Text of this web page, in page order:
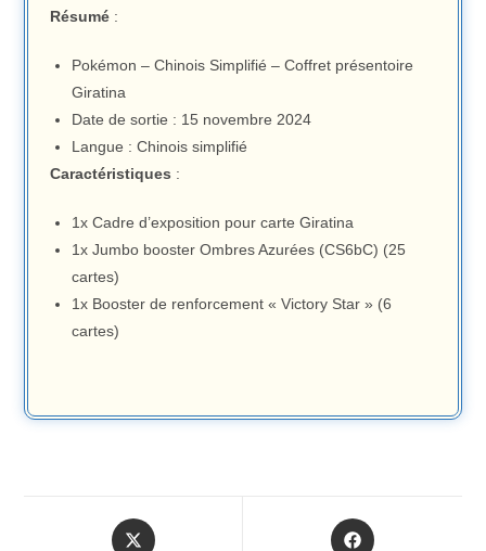
Résumé :
Pokémon – Chinois Simplifié – Coffret présentoire
Giratina
Date de sortie : 15 novembre 2024
Langue : Chinois simplifié
Caractéristiques :
1x Cadre d’exposition pour carte Giratina
1x Jumbo booster Ombres Azurées (CS6bC) (25
cartes)
1x Booster de renforcement « Victory Star » (6
cartes)